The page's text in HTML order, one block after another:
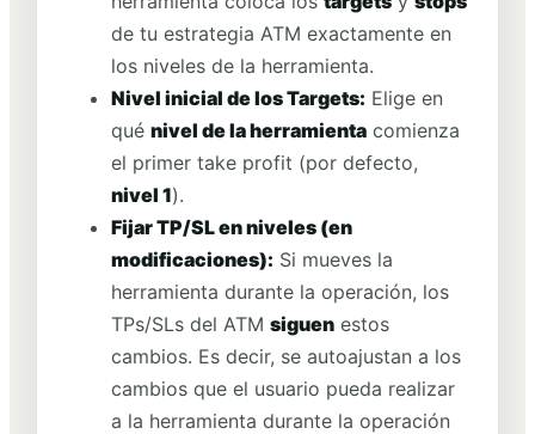
de tu estrategia ATM exactamente en
los niveles de la herramienta.
Nivel inicial de los Targets: Elige en
quénivel de la herramienta comienza
el primer take profit (por defecto,
nivel 1).
Fijar TP/SL en niveles (en
modificaciones): Si mueves la
herramienta durante la operación, los
TPs/SLs del ATMsiguen estos
cambios. Es decir, se autoajustan a los
cambios que el usuario pueda realizar
a la herramienta durante la operación